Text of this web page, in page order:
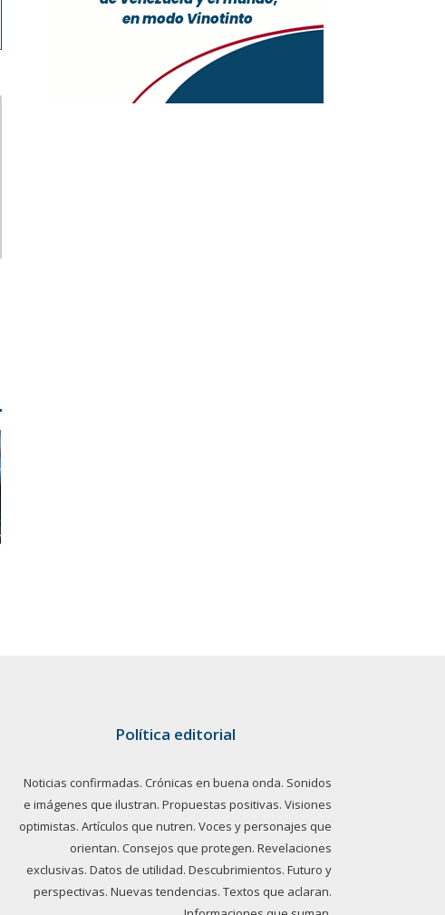
Política editorial
Noticias confirmadas. Crónicas en buena onda. Sonidos
e imágenes que ilustran. Propuestas positivas. Visiones
optimistas. Artículos que nutren. Voces y personajes que
orientan. Consejos que protegen. Revelaciones
exclusivas. Datos de utilidad. Descubrimientos. Futuro y
perspectivas. Nuevas tendencias. Textos que aclaran.